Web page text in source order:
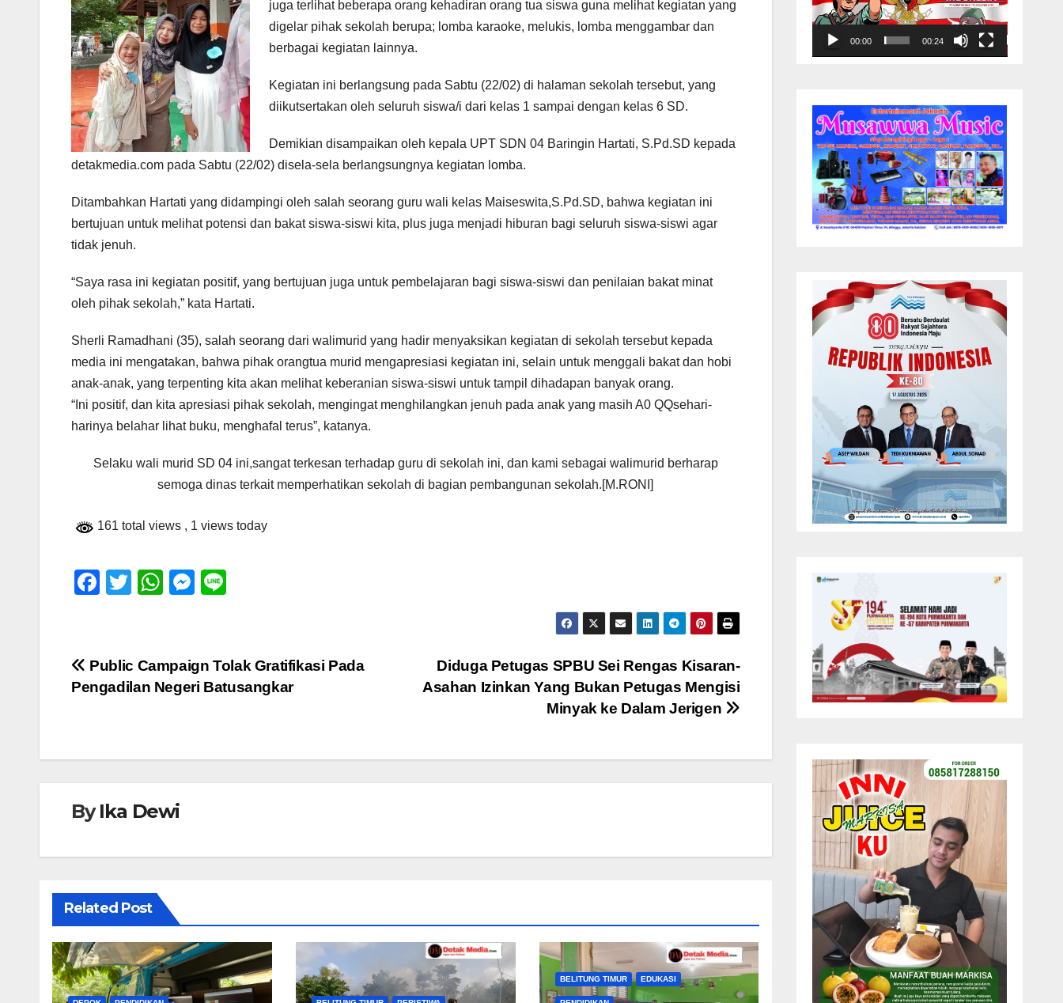
juga terlihat beberapa orang kehadiran orang tua siswa guna melihat kegiatan yang
digelar pihak sekolah berupa; lomba karaoke, melukis, lomba menggambar dan
berbagai kegiatan lainnya.
Kegiatan ini berlangsung pada Sabtu (22/02) di halaman sekolah tersebut, yang
diikutsertakan oleh seluruh siswa/i dari kelas 1 sampai dengan kelas 6 SD.
Demikian disampaikan oleh kepala UPT SDN 04 Baringin Hartati, S.Pd.SD kepada
detakmedia.com pada Sabtu (22/02) disela-sela berlangsungnya kegiatan lomba.
Ditambahkan Hartati yang didampingi oleh salah seorang guru wali kelas Maiseswita,S.Pd.SD, bahwa kegiatan ini
bertujuan untuk melihat potensi dan bakat siswa-siswi kita, plus juga menjadi hiburan bagi seluruh siswa-siswi agar
tidak jenuh.
“Saya rasa ini kegiatan positif, yang bertujuan juga untuk pembelajaran bagi siswa-siswi dan penilaian bakat minat
oleh pihak sekolah,” kata Hartati.
Sherli Ramadhani (35), salah seorang dari walimurid yang hadir menyaksikan kegiatan di sekolah tersebut kepada
media ini mengatakan, bahwa pihak orangtua murid mengapresiasi kegiatan ini, selain untuk menggali bakat dan hobi
anak-anak, yang terpenting kita akan melihat keberanian siswa-siswi untuk tampil dihadapan banyak orang.
“Ini positif, dan kita apresiasi pihak sekolah, mengingat menghilangkan jenuh pada anak yang masih A0 QQsehari-
harinya belahar lihat buku, menghafal terus”, katanya.
Selaku wali murid SD 04 ini,sangat terkesan terhadap guru di sekolah ini, dan kami sebagai walimurid berharap
semoga dinas terkait memperhatikan sekolah di bagian pembangunan sekolah.[M.RONI]
161 total views , 1 views today
F
e
b
k
T
er
W
s
A
M
e
n
Navigasi
pos
Diduga Petugas SPBU Sei Rengas Kisaran-
Asahan Izinkan Yang Bukan Petugas Mengisi
Minyak ke Dalam Jerigen
Public Campaign Tolak Gratifikasi Pada
Pengadilan Negeri Batusangkar
ByIka Dewi
Related Post
BELITUNG TIMUR EDUKASI
00:00 00:24